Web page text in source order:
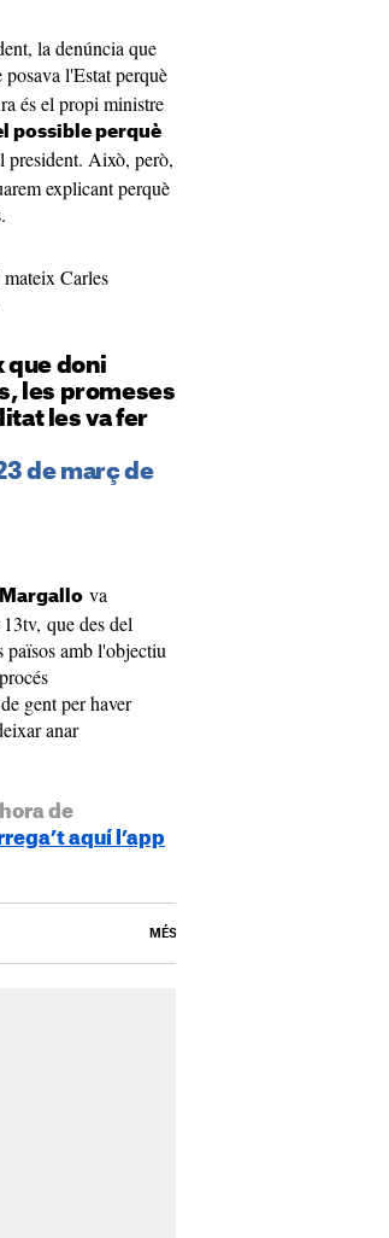
la denúncia que
posava l'Estat perquè
és el propi ministre
possible perquè
president. Això, però,
explicant perquè
Carles
que doni
les promeses
les va fer
de març de
va
que des del
països amb l'objectiu
gent per haver
anar
de
aquí l’app
MÉS